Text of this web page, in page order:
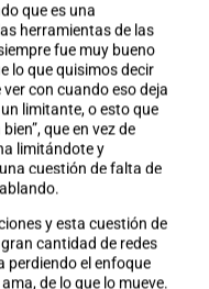
que es una
herramientas de las
fue muy bueno
lo que quisimos decir
con cuando eso deja
limitante, o esto que
que en vez de
limitándote y
cuestión de falta de
y esta cuestión de
cantidad de redes
perdiendo el enfoque
de lo que lo mueve.